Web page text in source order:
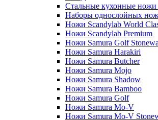
Стальные кухонные
Наборы однослойных
Ножи Scandylab World
Ножи Scandylab Premium
Ножи Samura Golf
Ножи Samura Harakiri
Ножи Samura Butcher
Ножи Samura Mojo
Ножи Samura Shadow
Ножи Samura Bamboo
Ножи Samura Golf
Ножи Samura Mo-V
Ножи Samura Mo-V